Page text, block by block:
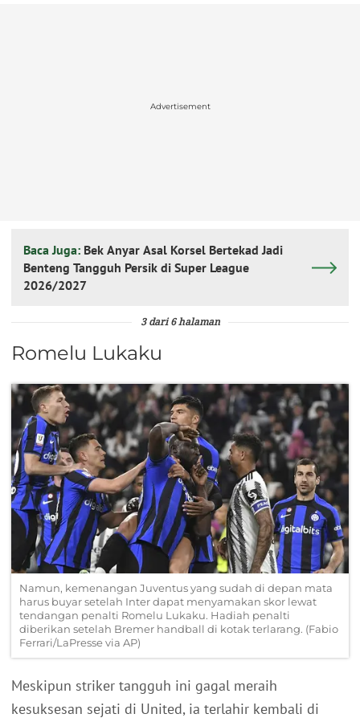
Advertisement
Baca Juga: Bek Anyar Asal Korsel Bertekad Jadi
Benteng Tangguh Persik di Super League
2026/2027
3 dari 6 halaman
Romelu Lukaku
Namun, kemenangan Juventus yang sudah di depan mata
harus buyar setelah Inter dapat menyamakan skor lewat
tendangan penalti Romelu Lukaku. Hadiah penalti
diberikan setelah Bremer handball di kotak terlarang. (Fabio
Ferrari/LaPresse via AP)
Meskipun striker tangguh ini gagal meraih
kesuksesan sejati di United, ia terlahir kembali di